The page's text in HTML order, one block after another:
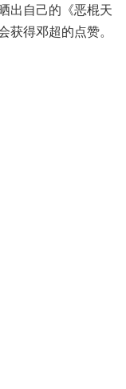
出自己的《恶棍天
得邓超的点赞。